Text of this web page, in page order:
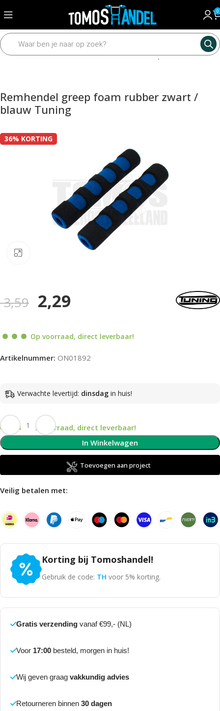
0
Home Framedelen Sturen en toebehoren Grepen en hendels
Remhendel greep foam rubber zwart /
blauw Tuning
36% KORTING
Klik om te vergroten
3,59 2,29
Op voorraad, direct leverbaar!
Artikelnummer: ON01892
Verwachte levertijd: dinsdag in huis!
Op voorraad, direct leverbaar!
In Winkelwagen
Toevoegen aan project
Veilig betalen met:
Korting bij Tomoshandel!
Gebruik de code: TH voor 5% korting.
Gratis verzending vanaf €99,- (NL)
Voor 17:00 besteld, morgen in huis!
Wij geven graag vakkundig advies
Retourneren binnen 30 dagen